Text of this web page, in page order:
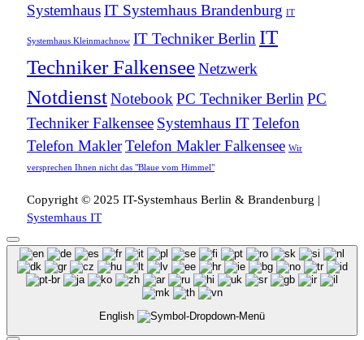
SystemhausIT Systemhaus Brandenburg IT
Systemhaus Kleinmachnow IT Techniker Berlin IT
Techniker FalkenseeNetzwerk
NotdienstNotebook PC Techniker Berlin PC
Techniker Falkensee Systemhaus ITTelefon
Telefon MaklerTelefon Makler Falkensee Wir
versprechen Ihnen nicht das "Blaue vom Himmel"
Copyright © 2025 IT-Systemhaus Berlin & Brandenburg |
Systemhaus IT
English